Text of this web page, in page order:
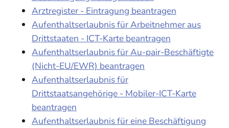
Arztregister - Eintragung beantragen
Aufenthaltserlaubnis für Arbeitnehmer aus
Drittstaaten - ICT-Karte beantragen
Aufenthaltserlaubnis für Au-pair-Beschäftigte
(Nicht-EU/EWR) beantragen
Aufenthaltserlaubnis für
Drittstaatsangehörige - Mobiler-ICT-Karte
beantragen
Aufenthaltserlaubnis für eine Beschäftigung